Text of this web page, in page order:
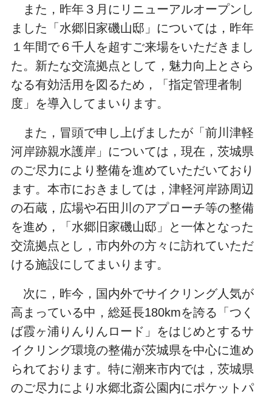
また，昨年３月にリニューアルオープンし
ました「水郷旧家磯山邸」については，昨年
１年間で６千人を超すご来場をいただきまし
た。新たな交流拠点として，魅力向上とさら
なる有効活用を図るため，「指定管理者制
度」を導入してまいります。
また，冒頭で申し上げましたが「前川津軽
河岸跡親水護岸」については，現在，茨城県
のご尽力により整備を進めていただいており
ます。本市におきましては，津軽河岸跡周辺
の石蔵，広場や石田川のアプローチ等の整備
を進め，「水郷旧家磯山邸」と一体となった
交流拠点とし，市内外の方々に訪れていただ
ける施設にしてまいります。
次に，昨今，国内外でサイクリング人気が
高まっている中，総延長180kmを誇る「つく
ば霞ヶ浦りんりんロード」をはじめとするサ
イクリング環境の整備が茨城県を中心に進め
られております。特に潮来市内では，茨城県
のご尽力により水郷北斎公園内にポケットパ